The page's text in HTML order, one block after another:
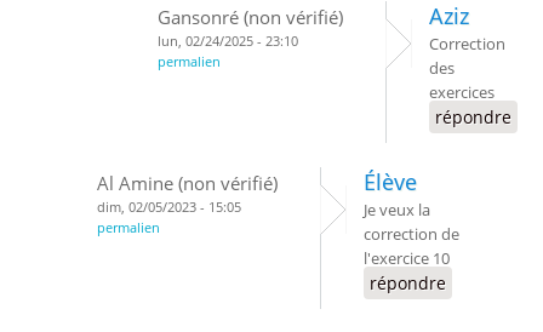
Gansonré (non vérifié)
lun, 02/24/2025 - 23:10
permalien
Aziz
Correction
des
exercices
répondre
Al Amine (non vérifié)
dim, 02/05/2023 - 15:05
permalien
Élève
Je veux la
correction de
l'exercice 10
répondre